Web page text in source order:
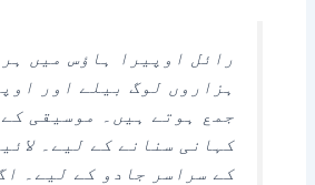
رائل اوپیرا ہاؤس میں
ہزاروں لوگ بیلے اور
جمع ہوتے ہیں۔ موسیقی کے
کہانی سنانے کے لیے۔
کے سراسر جادو کے لیے۔